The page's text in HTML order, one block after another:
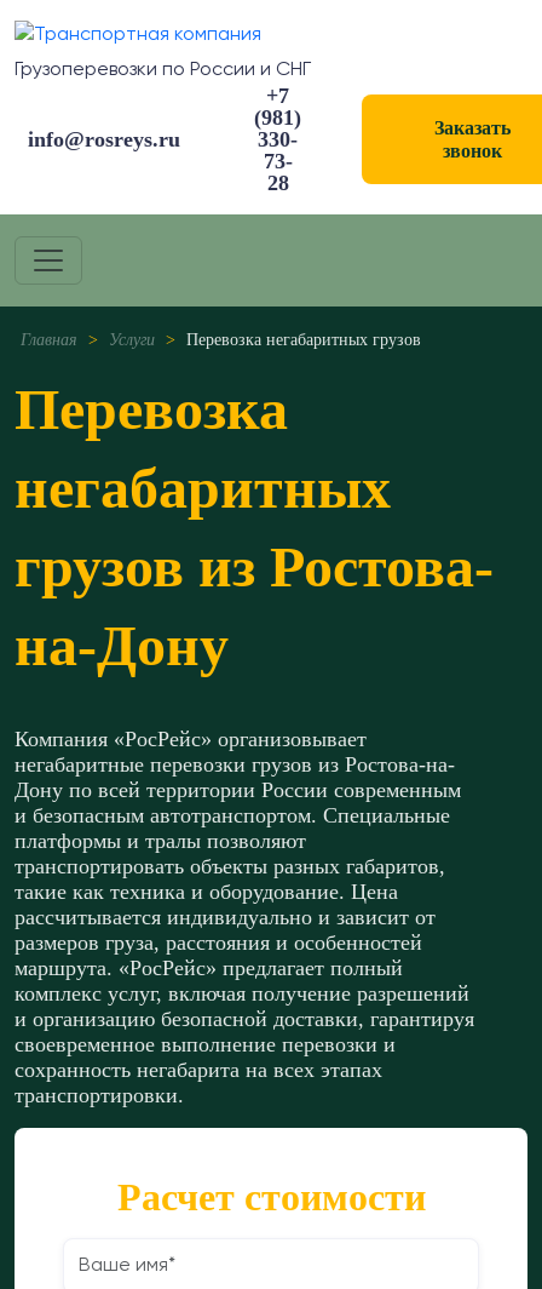
Грузоперевозки по России и СНГ
info@rosreys.ru
+7
(981)
330-
73-
28
Заказать
звонок
Главная > Услуги > Перевозка негабаритных грузов
Перевозка
негабаритных
грузов из Ростова-
на-Дону
Компания «РосРейс» организовывает
негабаритные перевозки грузов из Ростова-на-
Дону по всей территории России современным
и безопасным автотранспортом. Специальные
платформы и тралы позволяют
транспортировать объекты разных габаритов,
такие как техника и оборудование. Цена
рассчитывается индивидуально и зависит от
размеров груза, расстояния и особенностей
маршрута. «РосРейс» предлагает полный
комплекс услуг, включая получение разрешений
и организацию безопасной доставки, гарантируя
своевременное выполнение перевозки и
сохранность негабарита на всех этапах
транспортировки.
Расчет стоимости